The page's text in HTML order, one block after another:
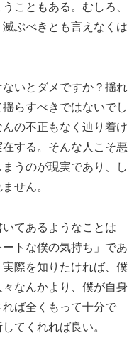
こともある。むしろ、
ぶべきとも言えなくは
いとダメですか？揺れ
らすべきではないでし
の不正もなく辿り着け
する。そんな人こそ悪
うのが現実であり、し
せん。
てあるようなことは
ートな僕の気持ち」であ
際を知りたければ、僕
なんかより、僕が自身
ば全くもって十分で
てくれれば良い。